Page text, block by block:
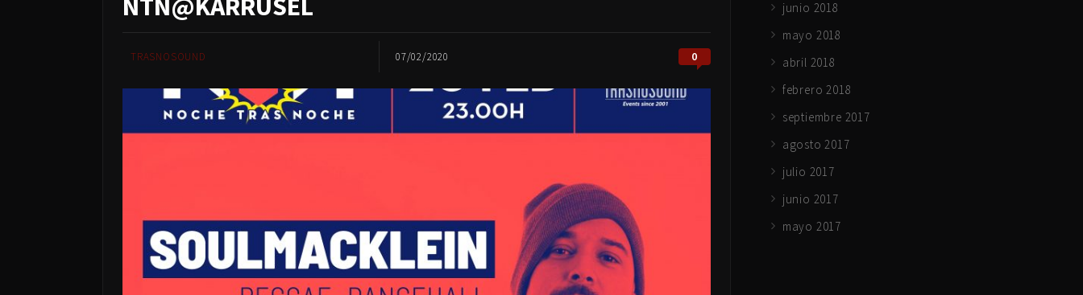
NTN@KARRUSEL
TRASNOSOUND 07/02/2020 0
junio 2018
mayo 2018
abril 2018
febrero 2018
septiembre 2017
agosto 2017
julio 2017
junio 2017
mayo 2017